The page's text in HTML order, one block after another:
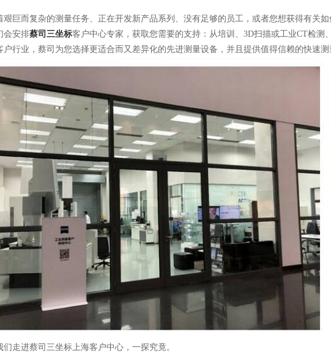
艰巨而复杂的测量任务、正在开发新产品系列、没有足够的员工，或者您想获得有关
安排蔡司三坐标客户中心专家，获取您需要的支持：从培训、3D扫描或工业CT检测
户行业，蔡司为您选择更适合而又差异化的先进测量设备，并且提供值得信赖的快速测
进蔡司三坐标上海客户中心，一探究竟。